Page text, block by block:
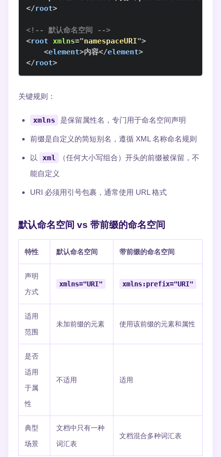
</root>
<!-- 默认命名空间 -->
<root xmlns="namespaceURI">
<element>内容</element>
</root>
关键规则：
xmlns 是保留属性名，专门用于命名空间声明
前缀是自定义的简短别名，遵循 XML 名称命名规则
以 xml
（任何大小写组合）开头的前缀被保留，不
能自定义
URI 必须用引号包裹，通常使用 URL 格式
默认命名空间 vs 带前缀的命名空间
特性 默认命名空间 带前缀的命名空间
声明
方式
xmlns="URI" xmlns:prefix="URI"
适用
范围
未加前缀的元素 使用该前缀的元素和属性
是否
适用
于属
性
不适用 适用
典型
场景
文档中只有一种
词汇表
文档混合多种词汇表